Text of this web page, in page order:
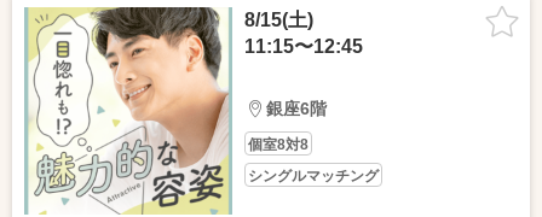
8/15(土)
11:15〜12:45
銀座6階
個室8対8
シングルマッチング